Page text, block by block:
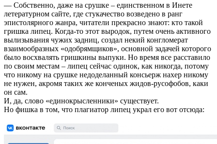
— Собственно, даже на срушке – единственном в Инете
летературном сайте, где стукачество возведено в ранг
эпистолярного жанра, читатели прекрасно знают: кто такой
гришка липец. Когда-то этот выродок, путем очень активного
вылизывания чужих задниц, создал некий конгломерат
взаимообразных «одобрямщиков», основной задачей которого
было восхвалять гришкины выпуки. Но время все расставило
по своим местам – липец сейчас одинок, как никогда, потому
что никому на срушке недоделанный консьерж нахер никому
не нужен, акромя таких же конченых жидов-русофобов, каки
он сам.
И, да, слово «единокрысленники» существует.
Но фишка в том, что плагиатор липец украл его вот отсюда: